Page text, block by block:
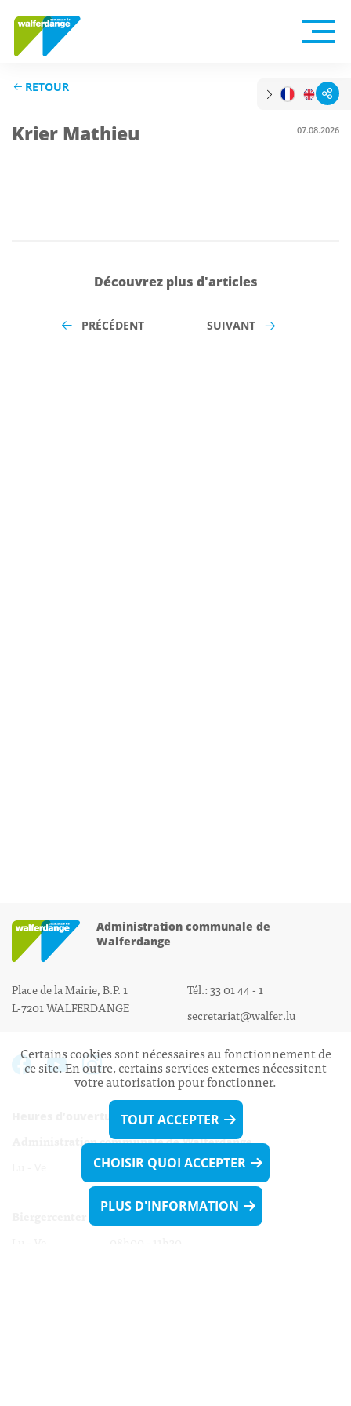
RETOUR
Krier Mathieu 07.08.2026
Découvrez plus d'articles
PRÉCÉDENT SUIVANT
Administration communale de
Walferdange
Place de la Mairie, B.P. 1
L-7201 WALFERDANGE
Tél.: 33 01 44 - 1
secretariat@walfer.lu
Heures d’ouverture:
Administration communale de Walferdange
Lu - Ve 08h00 - 11h30
13h30 - 16h00
Certains cookies sont nécessaires au fonctionnement de
ce site. En outre, certains services externes nécessitent
votre autorisation pour fonctionner.
TOUT ACCEPTER
CHOISIR QUOI ACCEPTER
PLUS D'INFORMATION